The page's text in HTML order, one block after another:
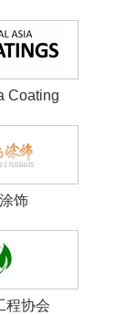
Coating
饰
程协会